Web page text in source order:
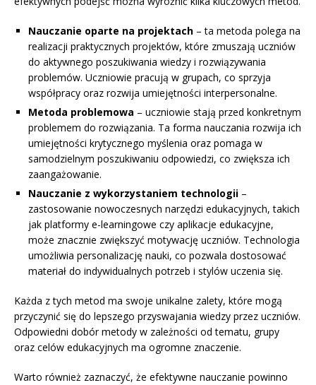
Nauczanie oparte na projektach – ta metoda polega na
realizacji praktycznych projektów, które zmuszają uczniów
do aktywnego poszukiwania wiedzy i rozwiązywania
problemów. Uczniowie pracują w grupach, co sprzyja
współpracy oraz rozwija umiejętności interpersonalne.
Metoda problemowa – uczniowie stają przed konkretnym
problemem do rozwiązania. Ta forma nauczania rozwija ich
umiejętności krytycznego myślenia oraz pomaga w
samodzielnym poszukiwaniu odpowiedzi, co zwiększa ich
zaangażowanie.
Nauczanie z wykorzystaniem technologii –
zastosowanie nowoczesnych narzędzi edukacyjnych, takich
jak platformy e-learningowe czy aplikacje edukacyjne,
może znacznie zwiększyć motywację uczniów. Technologia
umożliwia personalizację nauki, co pozwala dostosować
materiał do indywidualnych potrzeb i stylów uczenia się.
Każda z tych metod ma swoje unikalne zalety, które mogą
przyczynić się do lepszego przyswajania wiedzy przez uczniów.
Odpowiedni dobór metody w zależności od tematu, grupy
oraz celów edukacyjnych ma ogromne znaczenie.
Warto również zaznaczyć, że efektywne nauczanie powinno